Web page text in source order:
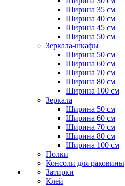
Ширина 35 см
Ширина 40 см
Ширина 45 см
Ширина 50 см
Зеркала-шкафы
Ширина 50 см
Ширина 60 см
Ширина 70 см
Ширина 80 см
Ширина 100 см
Зеркала
Ширина 50 см
Ширина 60 см
Ширина 70 см
Ширина 80 см
Ширина 100 см
Полки
Консоли для раковины
Затирки
Клей